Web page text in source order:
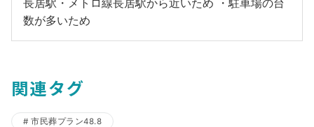
数が多いため
関連タグ
市民葬プラン48.8